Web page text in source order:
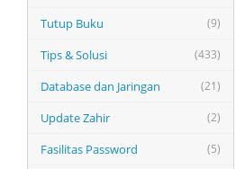
(9)
Tutup Buku
(433)
Tips & Solusi
(21)
Database dan Jaringan
(2)
Update Zahir
(5)
Fasilitas Password